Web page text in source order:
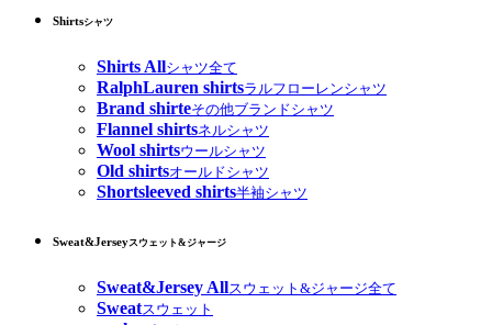
Shirtsシャツ
Shirts Allシャツ全て
RalphLauren shirtsラルフローレンシャツ
Brand shirteその他ブランドシャツ
Flannel shirtsネルシャツ
Wool shirtsウールシャツ
Old shirtsオールドシャツ
Shortsleeved shirts半袖シャツ
Sweat&Jerseyスウェット&ジャージ
Sweat&Jersey Allスウェット&ジャージ全て
Sweatスウェット